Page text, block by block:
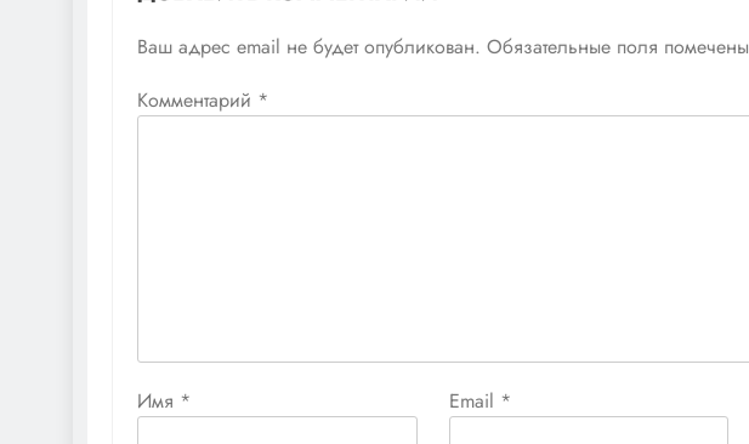
Ваш адрес email не будет опубликован. Обязательные поля помечены
Комментарий *
Имя * Email *